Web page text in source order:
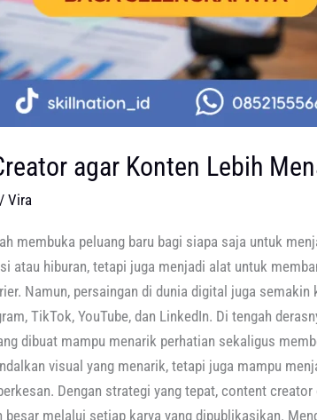
agar Konten Lebih
/Vira
membuka peluang baru bagi siapa saja untuk
atau hiburan, tetapi juga menjadi alat untuk
Namun, persaingan di dunia digital juga
TikTok, YouTube, dan LinkedIn. Di tengah
dibuat mampu menarik perhatian sekaligus
visual yang menarik, tetapi juga mampu
Dengan strategi yang tepat, content
melalui setiap karya yang dipublikasikan.